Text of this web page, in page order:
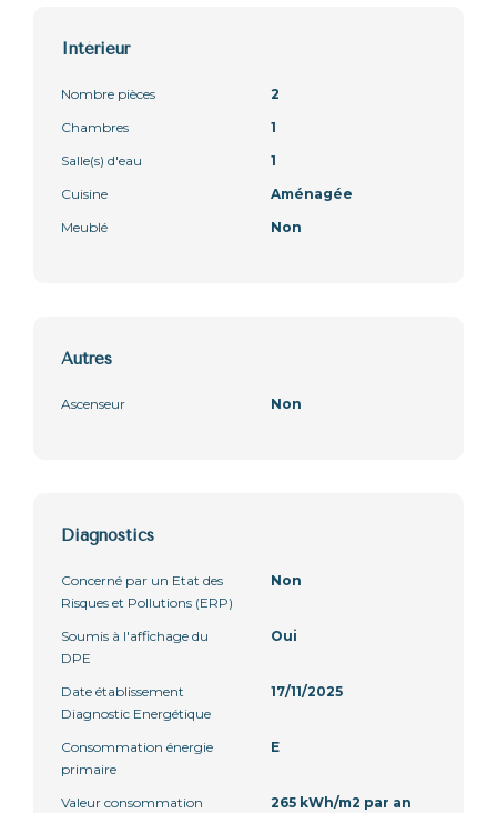
Intérieur
Nombre pièces
2
Chambres
1
Salle(s) d'eau
1
Cuisine
Aménagée
Meublé
Non
Autres
Ascenseur Non
Diagnostics
Concerné par un Etat des
Risques et Pollutions (ERP)
Non
Soumis à l'affichage du
DPE
Oui
Date établissement
Diagnostic Energétique
17/11/2025
Consommation énergie
primaire
E
Valeur consommation
265 kWh/m2 par an